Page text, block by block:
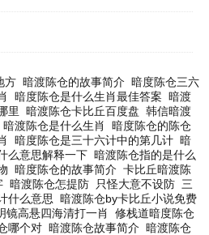
方 暗渡陈仓的故事简介 暗度陈仓三六
暗度陈仓是什么生肖最佳答案 暗渡
里 暗渡陈仓卡比丘百度盘 韩信暗渡
暗渡陈仓是什么生肖
暗度陈仓的陈仓
暗度陈仓是三十六计中的第几计 暗
么意思解释一下 暗渡陈仓指的是什么
暗度陈仓的故事简介 卡比丘暗渡陈
暗渡陈仓怎提防 只怪大意不设防 三
什么意思 暗渡陈仓by卡比丘小说免费
镜高悬四海清打一肖
修栈道暗度陈仓
哪个对 暗渡陈仓故事简介 暗渡陈仓